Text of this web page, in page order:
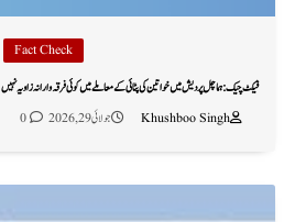
Fact Check
فیکٹ چیک: ہماچل پردیش میں خواتین کی پٹائی کے معاملے میں کوئی فرقہ وارانہ زاویہ نہیں
Khushboo Singh
جولائی 29, 2026 0